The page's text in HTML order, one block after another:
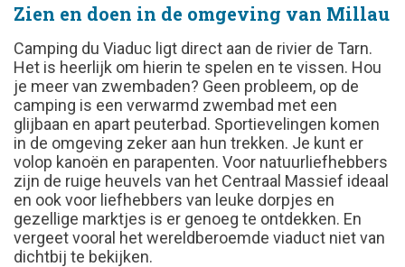
Zien en doen in de omgeving van Millau
Camping du Viaduc ligt direct aan de rivier de Tarn.
Het is heerlijk om hierin te spelen en te vissen. Hou
je meer van zwembaden? Geen probleem, op de
camping is een verwarmd zwembad met een
glijbaan en apart peuterbad. Sportievelingen komen
in de omgeving zeker aan hun trekken. Je kunt er
volop kanoën en parapenten. Voor natuurliefhebbers
zijn de ruige heuvels van het Centraal Massief ideaal
en ook voor liefhebbers van leuke dorpjes en
gezellige marktjes is er genoeg te ontdekken. En
vergeet vooral het wereldberoemde viaduct niet van
dichtbij te bekijken.